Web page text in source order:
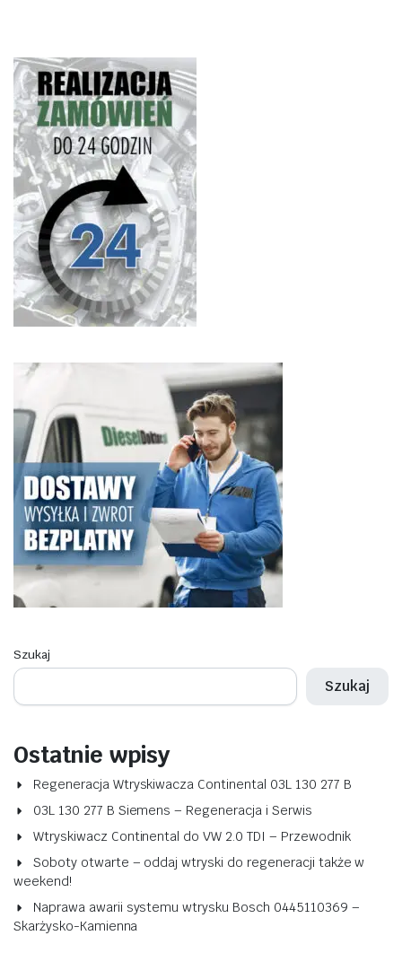
Szukaj
Szukaj
Ostatnie wpisy
Regeneracja Wtryskiwacza Continental 03L 130 277 B
03L 130 277 B Siemens – Regeneracja i Serwis
Wtryskiwacz Continental do VW 2.0 TDI – Przewodnik
Soboty otwarte – oddaj wtryski do regeneracji także w
weekend!
Naprawa awarii systemu wtrysku Bosch 0445110369 –
Skarżysko-Kamienna